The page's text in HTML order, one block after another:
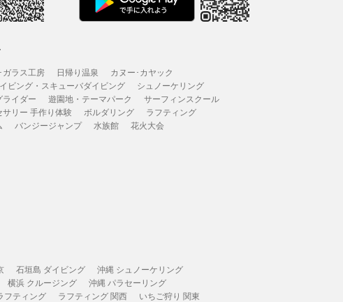
ガラス工房 日帰り温泉
カヌー･カヤック
ビング・スキューバダイビング
シュノーケリング
ライダー 遊園地・テーマパーク
サーフィンスクール
リー 手作り体験 ボルダリング
ラフティング
バンジージャンプ 水族館 花火大会
石垣島 ダイビング
沖縄 シュノーケリング
横浜 クルージング
沖縄 パラセーリング
フティング ラフティング 関西 いちご狩り 関東